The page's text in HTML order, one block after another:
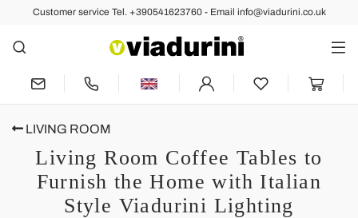
Customer service Tel. +390541623760 - Email info@viadurini.co.uk
LIVING ROOM
Living Room Coffee Tables to
Furnish the Home with Italian
Style Viadurini Lighting